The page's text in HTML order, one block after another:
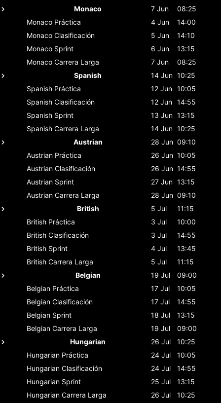
Monaco
7 Jun
08:25
Monaco Práctica 4 Jun
14:00
Monaco Clasificación 5 Jun
14:10
Monaco Sprint 6 Jun
13:15
Monaco Carrera Larga 7 Jun
08:25
Spanish
14 Jun 10:25
Spanish Práctica 12 Jun 10:05
Spanish Clasificación 12 Jun 14:55
Spanish Sprint 13 Jun 13:15
Spanish Carrera Larga 14 Jun 10:25
Austrian
28 Jun 09:10
Austrian Práctica 26 Jun 10:05
Austrian Clasificación 26 Jun 14:55
Austrian Sprint 27 Jun 13:15
Austrian Carrera Larga 28 Jun 09:10
British
5 Jul
11:15
British Práctica 3 Jul
10:00
British Clasificación 3 Jul
14:55
British Sprint 4 Jul
13:45
British Carrera Larga 5 Jul
11:15
Belgian
19 Jul
09:00
Belgian Práctica 17 Jul
10:05
Belgian Clasificación 17 Jul
14:55
Belgian Sprint 18 Jul
13:15
Belgian Carrera Larga 19 Jul
09:00
Hungarian
26 Jul
10:25
Hungarian Práctica 24 Jul
10:05
Hungarian Clasificación 24 Jul
14:55
Hungarian Sprint 25 Jul
13:15
Hungarian Carrera Larga 26 Jul
10:25